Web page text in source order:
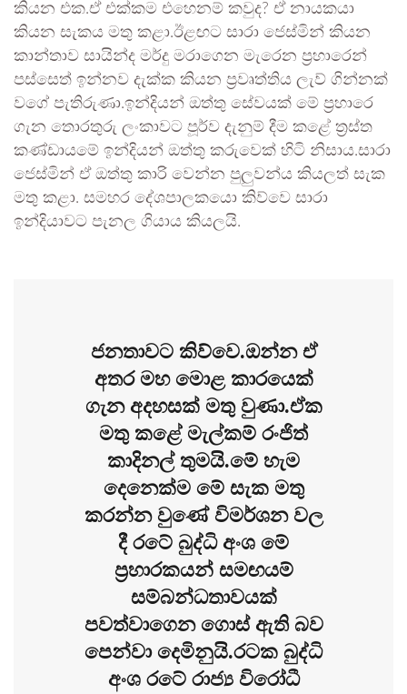
කියන එක.ඒ එක්කම එහෙනම් කවුද? ඒ නායකයා
කියන සැකය මතු කළා.ඊළඟට සාරා ජෙස්මින් කියන
කාන්තාව සායින්ද මර්දු මරාගෙන මැරෙන ප්‍රහාරෙන්
පස්සෙත් ඉන්නව දැක්ක කියන ප්‍රවෘත්තිය ලැව් ගින්නක්
වගේ පැතිරුණා.ඉන්දියන් ඔත්තු සේවයක් මේ ප්‍රහාරෙ
ගැන තොරතුරු ලංකාවට පූර්ව දැනුම් දීම කළේ ත්‍රස්ත
කණ්ඩායමේ ඉන්දියන් ඔත්තු කරුවෙක් හිටි නිසාය.සාරා
ජෙස්මින් ඒ ඔත්තු කාරි වෙන්න පුලුවන්ය කියලත් සැක
මතු කළා. සමහර දේශපාලකයො කිව්වෙ සාරා
ඉන්දියාවට පැනල ගියාය කියලයි.
ජනතාවට කිව්වෙ.ඔන්න ඒ
අතර මහ මොළ කාරයෙක්
ගැන අදහසක් මතු වුණා.ඒක
මතු කළේ මැල්කම් රංජිත්
කාදිනල් තුමයි.මේ හැම
දෙනෙක්ම මේ සැක මතු
කරන්න වුණේ විමර්ශන වල
දී රටේ බුද්ධි අංශ මේ
ප්‍රහාරකයන් සමඟයම්
සම්බන්ධතාවයක්
පවත්වාගෙන ගොස් ඇති බව
පෙන්වා දෙමිනුයි.රටක බුද්ධි
අංශ රටේ රාජ්‍ය විරෝධී